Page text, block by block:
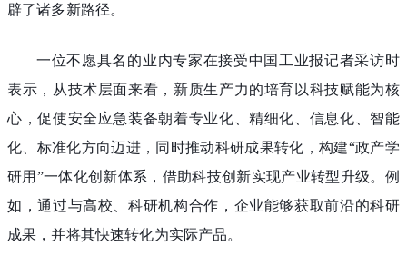
辟了诸多新路径。
一位不愿具名的业内专家在接受中国工业报记者采访时
表示，从技术层面来看，新质生产力的培育以科技赋能为核
心，促使安全应急装备朝着专业化、精细化、信息化、智能
化、标准化方向迈进，同时推动科研成果转化，构建“政产学
研用”一体化创新体系，借助科技创新实现产业转型升级。例
如，通过与高校、科研机构合作，企业能够获取前沿的科研
成果，并将其快速转化为实际产品。